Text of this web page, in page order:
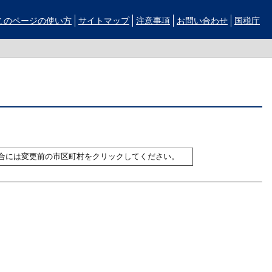
のページの使い方 サイトマップ 注意事項 お問い合わせ 国税庁
は変更前の市区町村をクリックしてください。